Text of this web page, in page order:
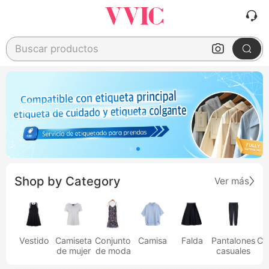
Buscar productos
Shop by Category Ver más
Vestido
Camiseta
de mujer
Conjunto
de moda
Camisa Falda
Pantalones
casuales